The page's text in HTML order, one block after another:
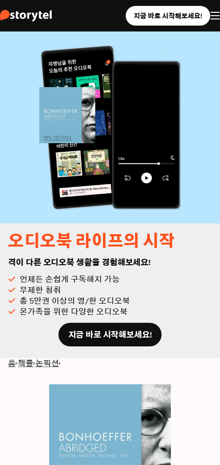
지금 바로 시작해보세요!
오디오북 라이프의 시작
격이 다른 오디오북 생활을 경험해보세요!
언제든 손쉽게 구독해지 가능
무제한 청취
총 5만권 이상의 영/한 오디오북
온가족을 위한 다양한 오디오북
지금 바로 시작해보세요!
홈 책들 논픽션